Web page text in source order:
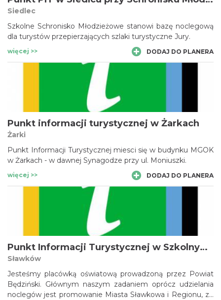
Siedlec
Szkolne Schronisko Młodzieżowe stanowi bazę noclegową
dla turystów przepierzających szlaki turystyczne Jury.
więcej >> DODAJ DO PLANERA
Punkt informacji turystycznej w Żarkach
Żarki
Punkt Informacji Turystycznej miesci się w budynku MGOK
w Żarkach - w dawnej Synagodze przy ul. Moniuszki.
więcej >> DODAJ DO PLANERA
Punkt Informacji Turystycznej w Szkolnym Schronisku Młodzieżowym w Sławkowie
Sławków
Jesteśmy placówką oświatową prowadzoną przez Powiat
Będziński. Głównym naszym zadaniem oprócz udzielania
noclegów jest promowanie Miasta Sławkowa i Regionu, ze